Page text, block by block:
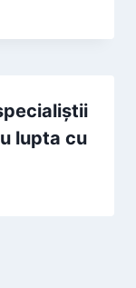
lupta cu